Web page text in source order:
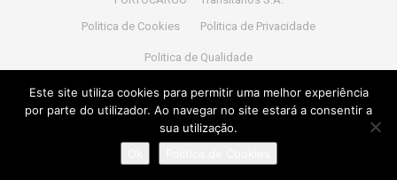
Politica de Cookies
Politica de Privacidade
Politica de Qualidade
Nif:PT 502 327 545 |Capital Social:1.021.700,00 Euros
|Nº de licença transitário:Nº 900386/2016 do IMTT
Powered byPortocargodeveloped byPortocargo
© 2024PORTOCARGO – Transitários S.A
Este site utiliza cookies para permitir uma melhor experiência
por parte do utilizador. Ao navegar no site estará a consentir a
sua utilização.